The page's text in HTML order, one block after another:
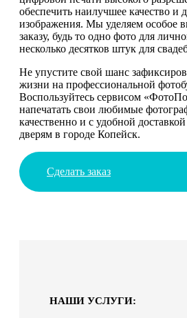
обеспечить наилучшее качество и
изображения. Мы уделяем особое
заказу, будь то одно фото для
несколько десятков штук для
Не упустите свой шанс
жизни на профессиональной
Воспользуйтесь сервисом
напечатать свои любимые
качественно и с удобной
дверям в городе Копейск.
Сделать заказ
НАШИ УСЛУГИ: